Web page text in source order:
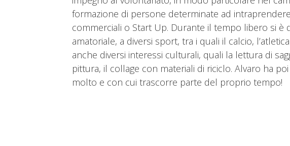
formazione di persone determinate ad
commerciali o Start Up. Durante il tempo libero si è
amatoriale, a diversi sport, tra i quali il calcio,
anche diversi interessi culturali, quali la lettura di
pittura, il collage con materiali di riciclo. Alvaro ha
molto e con cui trascorre parte del proprio tempo!